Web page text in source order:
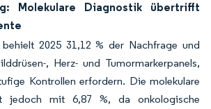
Molekulare Diagnostik übertrifft
2025 31,12 % der Nachfrage und
, Herz- und Tumormarkerpanels,
Kontrollen erfordern. Die molekulare
jedoch mit 6,87 %, da onkologische